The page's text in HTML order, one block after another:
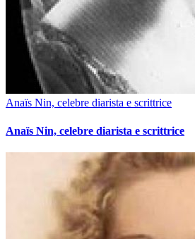
Anaïs Nin, celebre diarista e scrittrice
Anaïs Nin, celebre diarista e scrittrice